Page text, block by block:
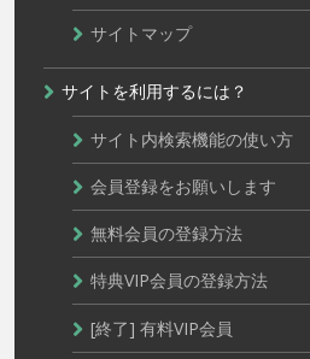
サイトマップ
サイトを利用するには？
サイト内検索機能の使い方
会員登録をお願いします
無料会員の登録方法
特典VIP会員の登録方法
[終了] 有料VIP会員